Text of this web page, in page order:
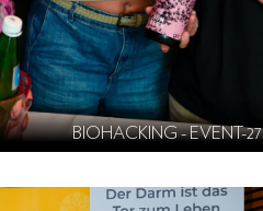
BIOHACKING - EVENT-27